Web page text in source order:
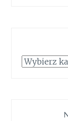
Kategorie